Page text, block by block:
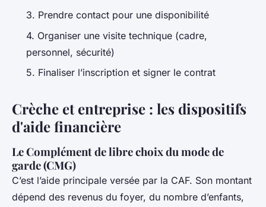
3. Prendre contact pour une disponibilité
4. Organiser une visite technique (cadre,
personnel, sécurité)
5. Finaliser l’inscription et signer le contrat
Crèche et entreprise : les dispositifs
d'aide financière
Le Complément de libre choix du mode de
garde (CMG)
C’est l’aide principale versée par la CAF. Son montant
dépend des revenus du foyer, du nombre d’enfants,